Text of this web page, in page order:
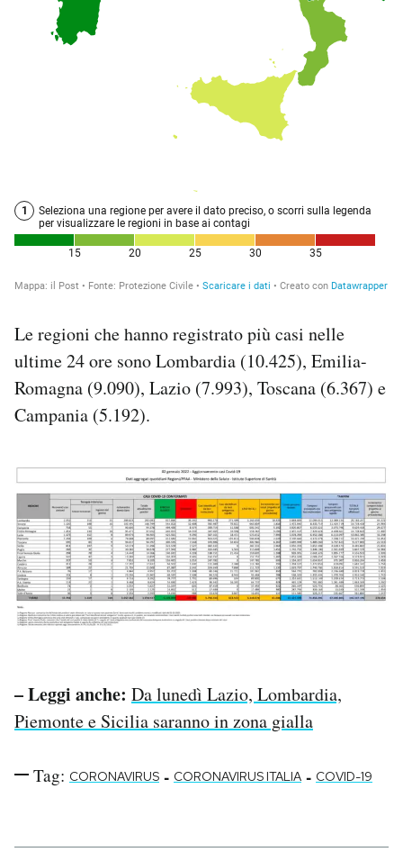
Le regioni che hanno registrato più casi nelle
ultime 24 ore sono Lombardia (10.425), Emilia-
Romagna (9.090), Lazio (7.993), Toscana (6.367) e
Campania (5.192).
– Leggi anche: Da lunedì Lazio, Lombardia,
Piemonte e Sicilia saranno in zona gialla
Tag: CORONAVIRUS - CORONAVIRUS ITALIA - COVID-19